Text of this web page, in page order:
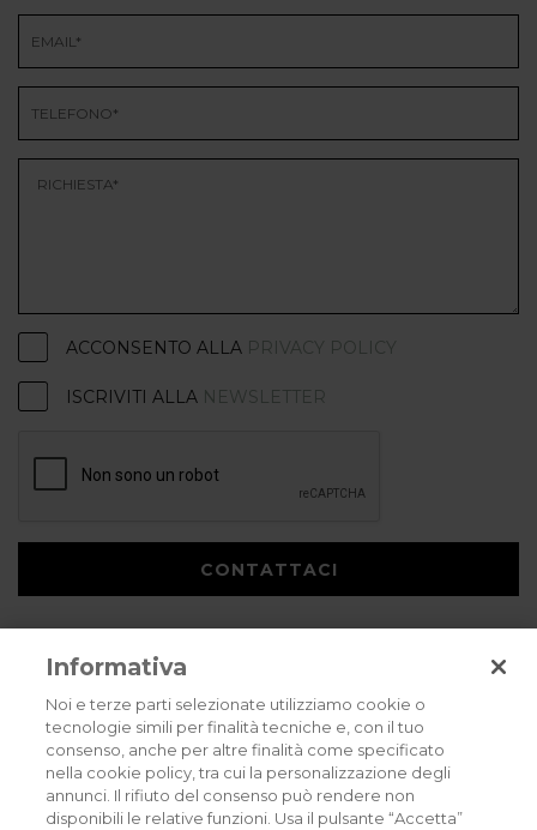
ACCONSENTO ALLA PRIVACY POLICY
ISCRIVITI ALLA NEWSLETTER
CONTATTACI
Privacy policy Cookies policy Careers
© 2026 all rights reserved - Corradi Srl - Via M. Serenari 20 - 40013 Castel
Maggiore (BO) T +39 051 4188411
Informativa
Noi e terze parti selezionate utilizziamo cookie o
tecnologie simili per finalità tecniche e, con il tuo
consenso, anche per altre finalità come specificato
nella cookie policy, tra cui la personalizzazione degli
annunci. Il rifiuto del consenso può rendere non
disponibili le relative funzioni. Usa il pulsante “Accetta”